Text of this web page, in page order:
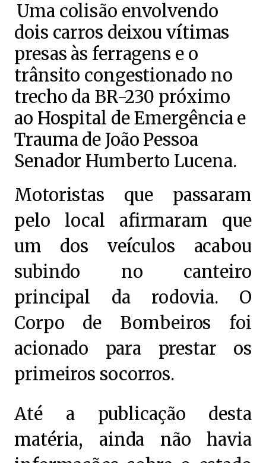
Uma colisão envolvendo
dois carros deixou vítimas
presas às ferragens e o
trânsito congestionado no
trecho da BR-230 próximo
ao Hospital de Emergência e
Trauma de João Pessoa
Senador Humberto Lucena.
Motoristas que passaram
pelo local afirmaram que
um dos veículos acabou
subindo no canteiro
principal da rodovia. O
Corpo de Bombeiros foi
acionado para prestar os
primeiros socorros.
Até a publicação desta
matéria, ainda não havia